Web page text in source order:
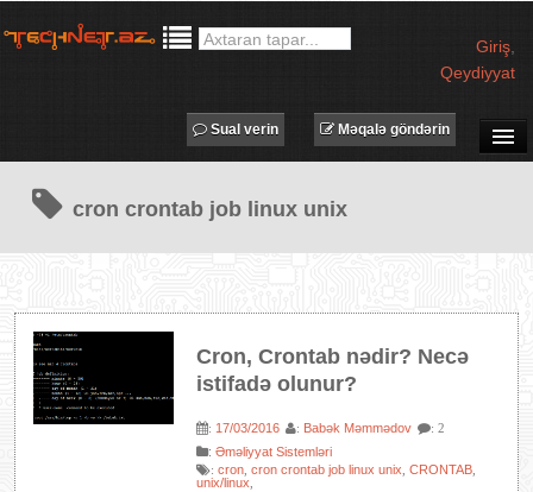
Giriş
Qeydiyyat
TECHNET TV
MƏQALƏLƏR
PROQRAMLAR
IT LÜĞƏT
XƏBƏRLƏR
Məqalə göndərin
Sual verin
cron crontab job linux unix
Cron, Crontab nədir? Necə
istifadə olunur?
: 17/03/2016 : Babək Məmmədov : 2
:Əməliyyat Sistemləri
:cron ,cron crontab job linux unix ,CRONTAB
unix/linux